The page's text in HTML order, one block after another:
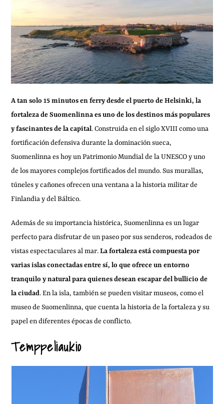
A tan solo 15 minutos en ferry desde el puerto de Helsinki, la
fortaleza de Suomenlinna es uno de los destinos más populares
y fascinantes de la capital. Construida en el siglo XVIII como una
fortificación defensiva durante la dominación sueca,
Suomenlinna es hoy un Patrimonio Mundial de la UNESCO y uno
de los mayores complejos fortificados del mundo. Sus murallas,
túneles y cañones ofrecen una ventana a la historia militar de
Finlandia y del Báltico.
Además de su importancia histórica, Suomenlinna es un lugar
perfecto para disfrutar de un paseo por sus senderos, rodeados de
vistas espectaculares al mar.La fortaleza está compuesta por
varias islas conectadas entre sí, lo que ofrece un entorno
tranquilo y natural para quienes desean escapar del bullicio de
la ciudad. En la isla, también se pueden visitar museos, como el
museo de Suomenlinna, que cuenta la historia de la fortaleza y su
papel en diferentes épocas de conflicto.
Temppeliaukio